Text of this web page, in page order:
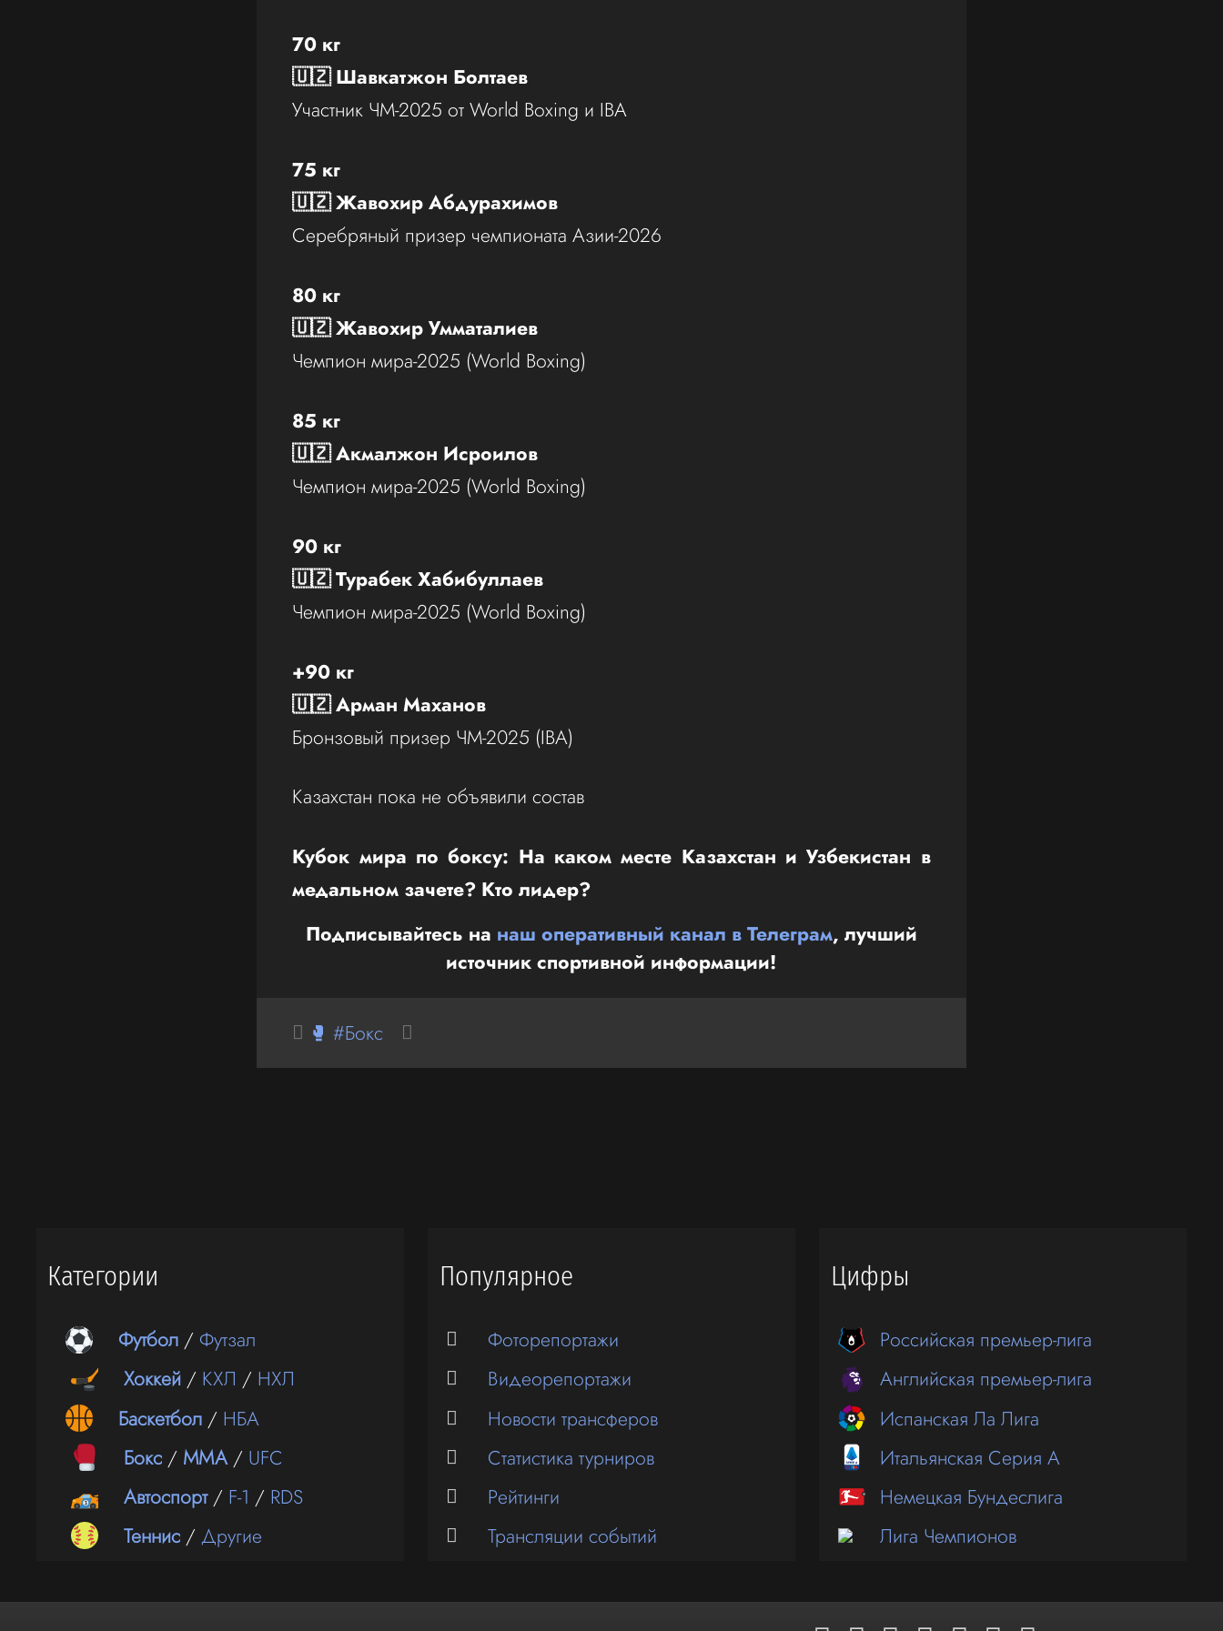
70 кг
🇺🇿 Шавкатжон Болтаев
Участник ЧМ-2025 от World Boxing и IBA
75 кг
🇺🇿 Жавохир Абдурахимов
Серебряный призер чемпионата Азии-2026
80 кг
🇺🇿 Жавохир Умматалиев
Чемпион мира-2025 (World Boxing)
85 кг
🇺🇿 Акмалжон Исроилов
Чемпион мира-2025 (World Boxing)
90 кг
🇺🇿 Турабек Хабибуллаев
Чемпион мира-2025 (World Boxing)
+90 кг
🇺🇿 Арман Маханов
Бронзовый призер ЧМ-2025 (IBA)
Казахстан пока не объявили состав
Кубок мира по боксу: На каком месте Казахстан и Узбекистан в
медальном зачете? Кто лидер?
Подписывайтесь на наш оперативный канал в Телеграм, лучший
источник спортивной информации!
🥊 #Бокс
Категории
Футбол /Футзал
Хоккей / КХЛ / НХЛ
Баскетбол / НБА
Бокс / ММА/ UFC
Автоспорт/ F-1 / RDS
Теннис /Другие
Популярное
Фоторепортажи
Видеорепортажи
Новости трансферов
Статистика турниров
Рейтинги
Трансляции событий
Цифры
Российская премьер-лига
Английская премьер-лига
Испанская Ла Лига
Итальянская Серия А
Немецкая Бундеслига
Лига Чемпионов